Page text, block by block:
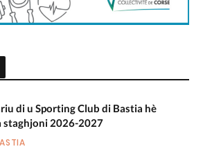
di u Sporting Club di Bastia hè
staghjoni 2026-2027